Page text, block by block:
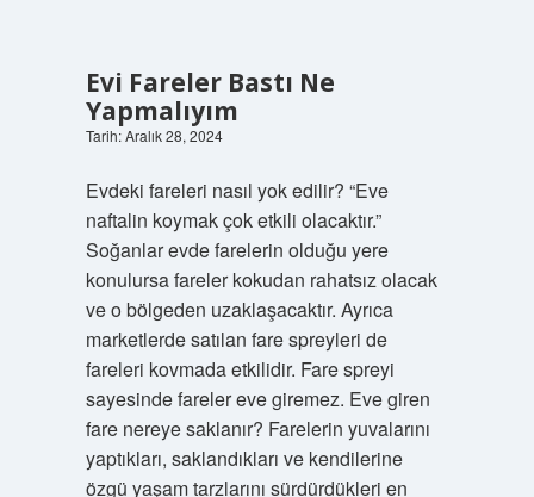
Evi Fareler Bastı Ne
Yapmalıyım
Tarih: Aralık 28, 2024
Evdeki fareleri nasıl yok edilir? “Eve
naftalin koymak çok etkili olacaktır.”
Soğanlar evde farelerin olduğu yere
konulursa fareler kokudan rahatsız olacak
ve o bölgeden uzaklaşacaktır. Ayrıca
marketlerde satılan fare spreyleri de
fareleri kovmada etkilidir. Fare spreyi
sayesinde fareler eve giremez. Eve giren
fare nereye saklanır? Farelerin yuvalarını
yaptıkları, saklandıkları ve kendilerine
özgü yaşam tarzlarını sürdürdükleri en